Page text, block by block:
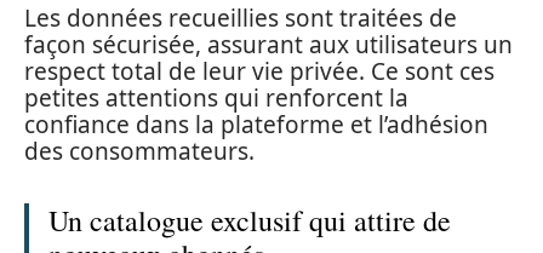
Les données recueillies sont traitées de
façon sécurisée, assurant aux utilisateurs un
respect total de leur vie privée. Ce sont ces
petites attentions qui renforcent la
confiance dans la plateforme et l’adhésion
des consommateurs.
Un catalogue exclusif qui attire de